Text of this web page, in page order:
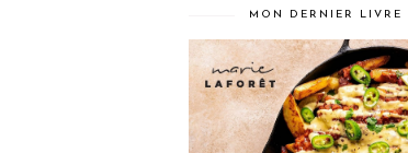
MON DERNIER LIVRE